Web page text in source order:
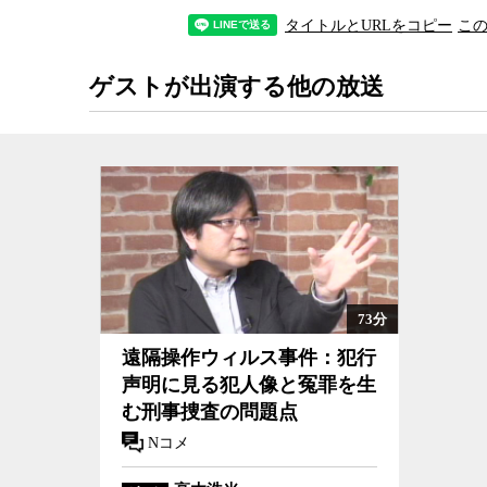
ツイッターで広めることで流出物が自己増殖的に
ていく事例が続く可能性は否定できないと高木氏は
情報セキュリティの専門家である高木氏に、史
タイトルとURLをコピー こ
ゲストが出演する他の放送
刑事捜査の問題点
73分
遠隔操作ウィルス事件：犯行
声明に見る犯人像と冤罪を生
む刑事捜査の問題点
Nコメ